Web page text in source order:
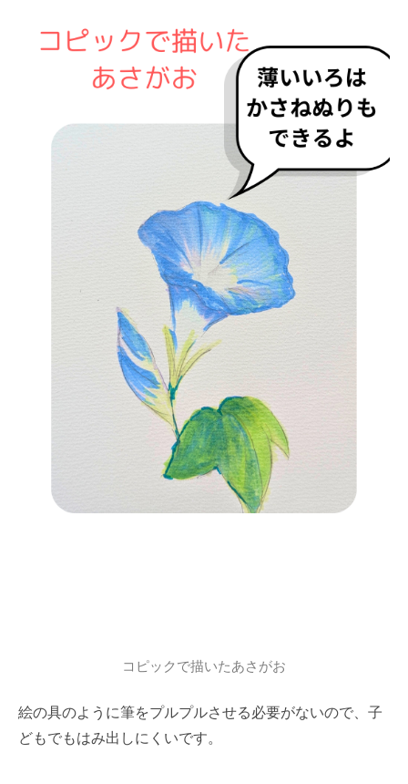
コピックで描いたあさがお
絵の具のように筆をプルプルさせる必要がないので、子
どもでもはみ出しにくいです。